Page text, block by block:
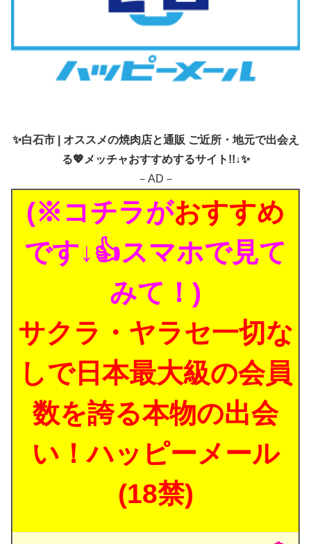
✨白石市 | オススメの焼肉店と通販 ご近所・地元で出会え
る💖メッチャおすすめするサイト!!↓✨
－AD－
(※コチラがおすすめ
です↓👍スマホで見て
みて！)
サクラ・ヤラセ一切な
しで日本最大級の会員
数を誇る本物の出会
い！ハッピーメール
(18禁)